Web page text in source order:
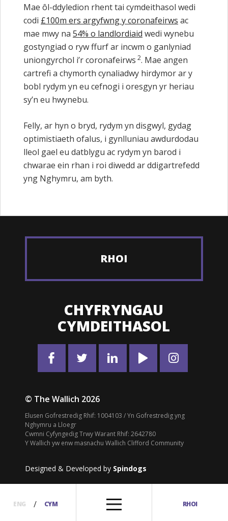
ENG / CYM RHOI
Mae ôl-ddyledion rhent tai cymdeithasol wedi
codi £100m ers argyfwng y coronafeirws ac
mae mwy na 54% o landlordiaid wedi wynebu
gostyngiad o ryw ffurf ar incwm o ganlyniad
uniongyrchol i’r coronafeirws 2. Mae angen
cartrefi a chymorth cynaliadwy hirdymor ar y
bobl rydym yn eu cefnogi i oresgyn yr heriau
sy’n eu hwynebu.
Felly, ar hyn o bryd, rydym yn disgwyl, gydag
optimistiaeth ofalus, i gynlluniau awdurdodau
lleol gael eu datblygu ac rydym yn barod i
chwarae ein rhan i roi diwedd ar ddigartrefedd
yng Nghymru, am byth.
RHOI
CHYFRYNGAU
CYMDEITHASOL
© The Wallich 2026
Elusen Gofrestredig Rhif: 1004103 / Yn Gofrestredig yng
Nghymru a Lloegr
Cwmni Cyfyngedig Trwy Warant Rhif: 2642780
Y Wallich yw enw masnachu Wallich Clifford Community
Designed & Developed by Spindogs